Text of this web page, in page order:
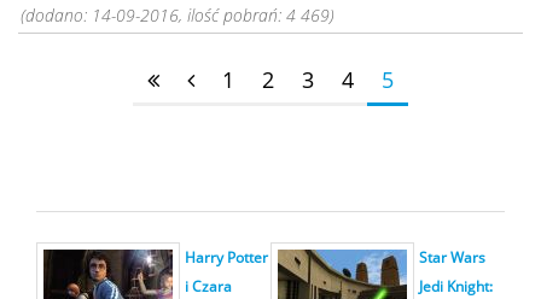
(dodano: 14-09-2016, ilość pobrań: 4 469)
1 2 3 4 5
Harry Potter
i Czara
Star Wars
Jedi Knight: